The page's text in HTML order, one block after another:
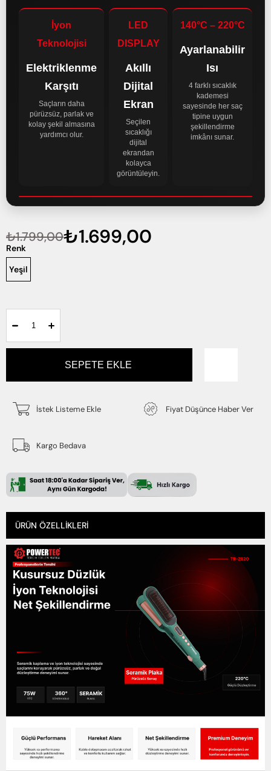
İyon
Teknolojisi
Elektriklenme
Karşıtı
Saçların daha
pürüzsüz, parlak ve
kolay şekil almasına
yardımcı olur.
LED
DISPLAY
Akıllı
Dijital
Ekran
Seçilen
sıcaklığı
dijital
ekrandan
kolayca
görüntüleyin.
140°C – 220°C
Ayarlanabilir
Isı
4 farklı sıcaklık
kademesi
sayesinde her saç
tipine uygun
şekillendirme
imkânı sunar.
₺1.799,00₺1.699,00
Renk
Yeşil
İstek Listeme Ekle Fiyat Düşünce Haber Ver
Kargo Bedava
ÜRÜN ÖZELLIKLERI